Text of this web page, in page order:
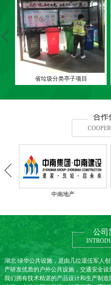
省垃圾分类亭子项目
合作
中南地产
公司
湖北 绿华公共设施，是由几位退伍军人
产研发优质的户外公共设施，交通安全
我们拥有技术精湛的产品设计和生产制